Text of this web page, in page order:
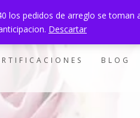
pedidos de arreglo se toman
Descartar
BLOG